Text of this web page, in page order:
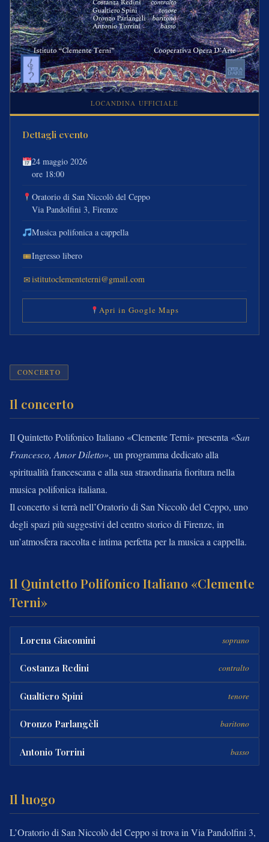
CONCERTO
Il concerto
Il Quintetto Polifonico Italiano «Clemente Terni» presenta «San
Francesco, Amor Diletto», un programma dedicato alla
spiritualità francescana e alla sua straordinaria fioritura nella
musica polifonica italiana.
Il concerto si terrà nell’Oratorio di San Niccolò del Ceppo, uno
degli spazi più suggestivi del centro storico di Firenze, in
un’atmosfera raccolta e intima perfetta per la musica a cappella.
Il Quintetto Polifonico Italiano «Clemente
Terni»
Lorena Giacomini soprano
Costanza Redini contralto
Gualtiero Spini tenore
Oronzo Parlangèli baritono
Antonio Torrini basso
Il luogo
L’Oratorio di San Niccolò del Ceppo si trova in Via Pandolfini 3,
LOCANDINA UFFICIALE
Dettagli evento
24 maggio 2026
ore 18:00
Oratorio di San Niccolò del Ceppo
Via Pandolfini 3, Firenze
Musica polifonica a cappella
🎟Ingresso libero
✉istitutoclementeterni@gmail.com
Apri in Google Maps